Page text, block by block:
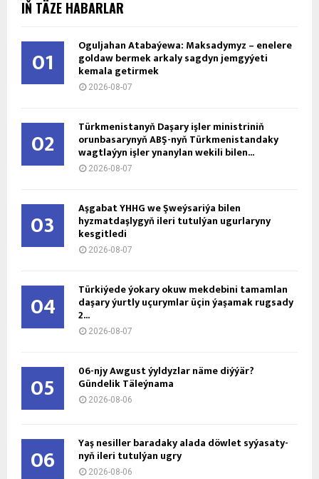
IŇ TÄZE HABARLAR
01 Oguljahan Atabaýewa: Maksadymyz – enelere
goldaw bermek arkaly sagdyn jemgyýeti
kemala getirmek
2026-08-07
02 Türkmenistanyň Daşary işler ministriniň
orunbasarynyň ABŞ-nyň Türkmenistandaky
wagtlaýyn işler ynanylan wekili bilen...
2026-08-07
03 Aşgabat ÝHHG we Şweýsariýa bilen
hyzmatdaşlygyň ileri tutulýan ugurlaryny
kesgitledi
2026-08-07
04 Türkiýede ýokary okuw mekdebini tamamlan
daşary ýurtly uçurymlar üçin ýaşamak rugsady
2...
2026-08-07
05 06-njy Awgust ýyldyzlar näme diýýär?
Gündelik Täleýnama
2026-08-06
06 Ýaş ne­sil­ler ba­ra­da­ky ala­da döw­let sy­ýa­sa­ty­
nyň ile­ri tu­tul­ýan ug­ry
2026-08-06